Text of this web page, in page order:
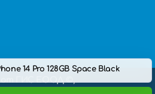
14 Pro 128GB Space Black